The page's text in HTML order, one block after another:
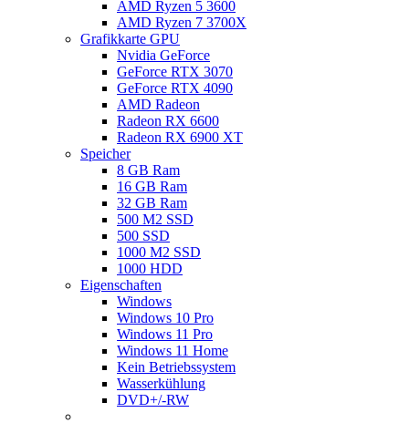
AMD Ryzen 5 3600
AMD Ryzen 7 3700X
Grafikkarte GPU
Nvidia GeForce
GeForce RTX 3070
GeForce RTX 4090
AMD Radeon
Radeon RX 6600
Radeon RX 6900 XT
Speicher
8 GB Ram
16 GB Ram
32 GB Ram
500 M2 SSD
500 SSD
1000 M2 SSD
1000 HDD
Eigenschaften
Windows
Windows 10 Pro
Windows 11 Pro
Windows 11 Home
Kein Betriebssystem
Wasserkühlung
DVD+/-RW